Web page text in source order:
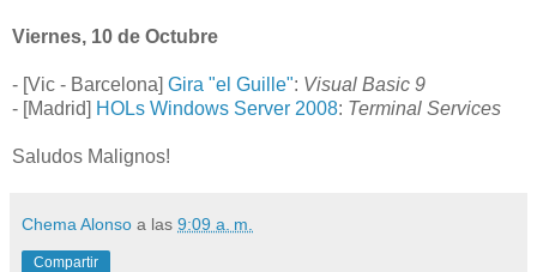
Viernes, 10 de Octubre
- [Vic - Barcelona] Gira "el Guille": Visual Basic 9
- [Madrid] HOLs Windows Server 2008: Terminal Services
Saludos Malignos!
Chema Alonso a las 9:09 a. m.
Compartir